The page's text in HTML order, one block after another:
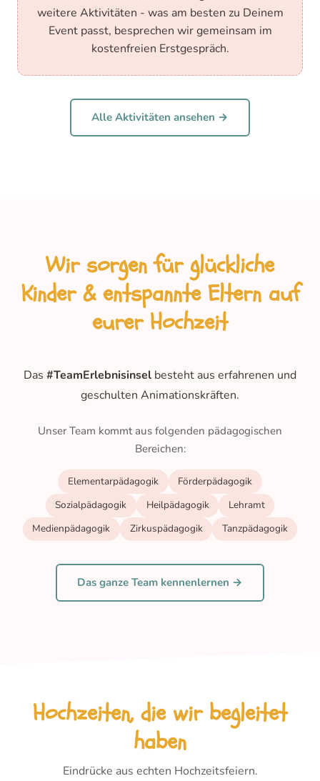
weitere Aktivitäten - was am besten zu Deinem
Event passt, besprechen wir gemeinsam im
kostenfreien Erstgespräch.
Alle Aktivitäten ansehen →
Wir sorgen für glückliche
Kinder & entspannte Eltern auf
eurer Hochzeit
Das #TeamErlebnisinsel besteht aus erfahrenen und
geschulten Animationskräften.
Unser Team kommt aus folgenden pädagogischen
Bereichen:
Elementarpädagogik
Förderpädagogik
Sozialpädagogik
Heilpädagogik
Lehramt
Medienpädagogik
Zirkuspädagogik Tanzpädagogik
Das ganze Team kennenlernen →
Hochzeiten, die wir begleitet
haben
Eindrücke aus echten Hochzeitsfeiern.